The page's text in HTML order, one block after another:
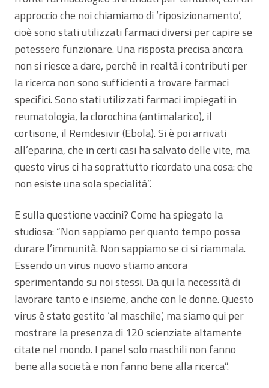
approccio che noi chiamiamo di ‘riposizionamento’,
cioè sono stati utilizzati farmaci diversi per capire se
potessero funzionare. Una risposta precisa ancora
non si riesce a dare, perché in realtà i contributi per
la ricerca non sono sufficienti a trovare farmaci
specifici. Sono stati utilizzati farmaci impiegati in
reumatologia, la clorochina (antimalarico), il
cortisone, il Remdesivir (Ebola). Si è poi arrivati
all’eparina, che in certi casi ha salvato delle vite, ma
questo virus ci ha soprattutto ricordato una cosa: che
non esiste una sola specialità”.
E sulla questione vaccini? Come ha spiegato la
studiosa: “Non sappiamo per quanto tempo possa
durare l’immunità. Non sappiamo se ci si riammala.
Essendo un virus nuovo stiamo ancora
sperimentando su noi stessi. Da qui la necessità di
lavorare tanto e insieme, anche con le donne. Questo
virus è stato gestito ‘al maschile’, ma siamo qui per
mostrare la presenza di 120 scienziate altamente
citate nel mondo. I panel solo maschili non fanno
bene alla società e non fanno bene alla ricerca”.